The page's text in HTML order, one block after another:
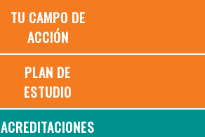
TU CAMPO DE
ACCIÓN
PLAN DE
ESTUDIO
ACREDITACIONES